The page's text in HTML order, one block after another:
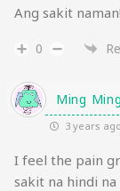
Ang sakit naman!
0
Ming Ming
3 years ago
I feel the pain
sakit na hindi